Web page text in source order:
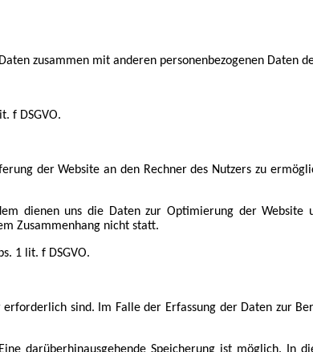
zusammen mit anderen personenbezogenen Daten
f DSGVO.
der Website an den Rechner des Nutzers zu
dienen uns die Daten zur Optimierung der Website
Zusammenhang nicht statt.
1 lit. f DSGVO.
sind. Im Falle der Erfassung der Daten zur